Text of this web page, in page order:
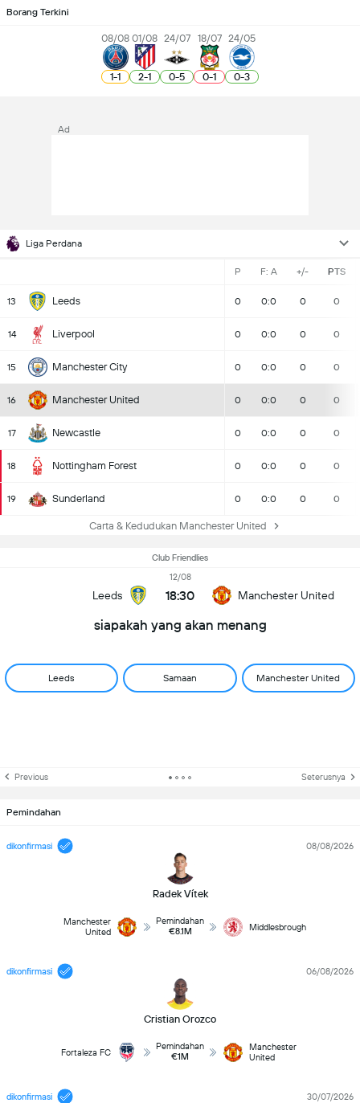
Borang Terkini
08/08
1-1
01/08
2-1
24/07
0-5
18/07
0-1
24/05
0-3
Liga Perdana
P F: A +/- PTS
13 Leeds 0 0:0 0 0
14 Liverpool 0 0:0 0 0
15 Manchester City 0 0:0 0 0
16 Manchester United 0 0:0 0 0
17 Newcastle 0 0:0 0 0
18 Nottingham Forest 0 0:0 0 0
19 Sunderland 0 0:0 0 0
Carta & Kedudukan Manchester United
Ad
Club Friendlies
Leeds
12/08
18:30 Manchester United
siapakah yang akan menang
Leeds Samaan Manchester United
Previous Seterusnya
Pemindahan
dikonfirmasi
Radek Vítek
08/08/2026
Manchester
United
Pemindahan
€8.1M
Middlesbrough
dikonfirmasi
Cristian Orozco
06/08/2026
Fortaleza FC
Pemindahan
€1M
Manchester
United
dikonfirmasi 30/07/2026